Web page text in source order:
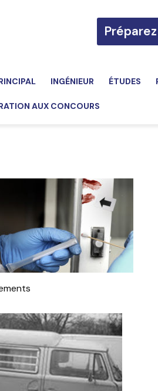
INGÉNIEUR ÉTUDES
AUX CONCOURS